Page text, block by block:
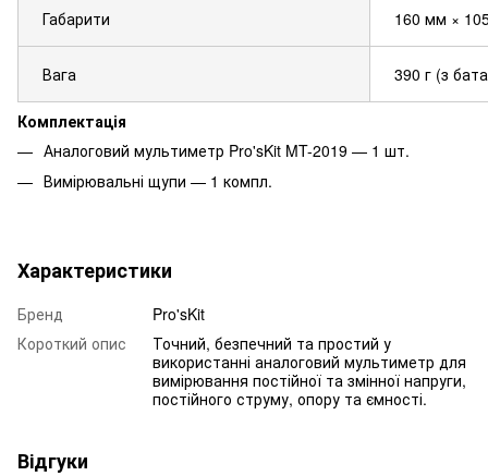
Габарити 160 мм ×
Вага 390 г (з
Комплектація
Аналоговий мультиметр Pro'sKit MT-2019 — 1 шт.
Вимірювальні щупи — 1 компл.
Характеристики
Бренд
Pro'sKit
Короткий опис
Точний, безпечний та простий у
використанні аналоговий мультиметр для
вимірювання постійної та змінної напруги,
постійного струму, опору та ємності.
Відгуки